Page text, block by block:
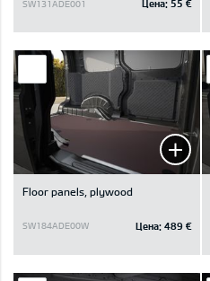
SW131ADE001 Цена: 55 €
Floor panels, plywood
SW184ADE00W Цена: 489 €